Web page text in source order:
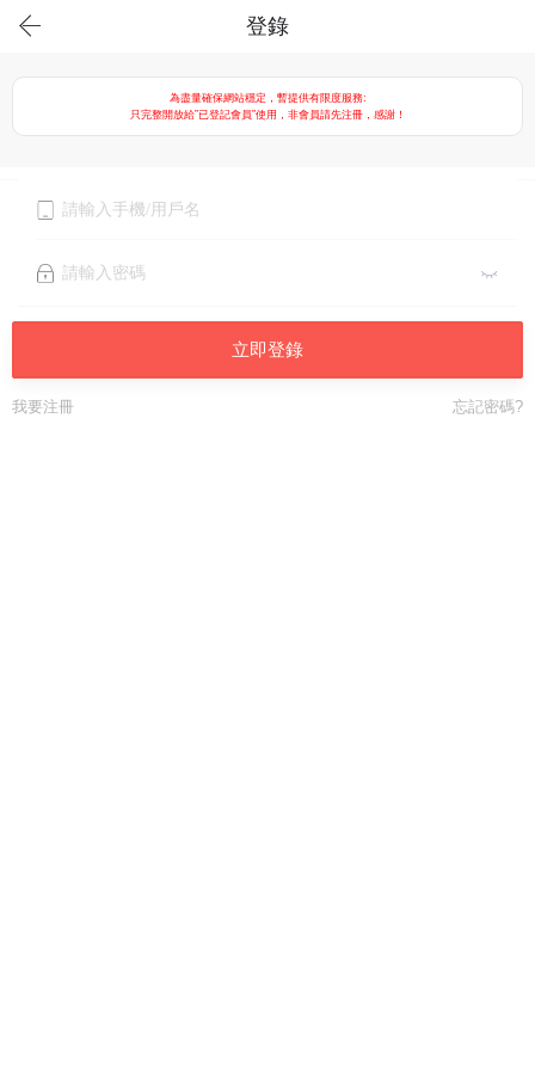
登錄
為盡量確保網站穩定，暫提供有限度服務:
只完整開放給”已登記會員”使用，非會員請先注冊，感謝！
立即登錄
我要注冊 忘記密碼?